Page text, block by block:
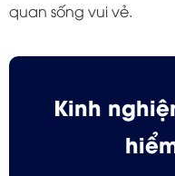
quan sống vui vẻ.
Kinh